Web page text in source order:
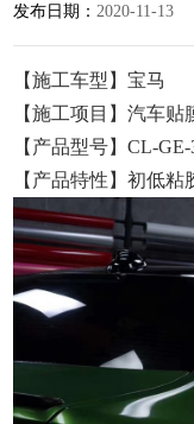
发布日期： 2020-11-13
【施工车型】宝马
【施工项目】汽车贴
【产品型号】CL-
【产品特性】初低